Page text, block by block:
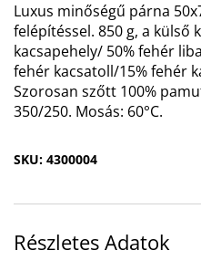
Luxus minőségű párna
felépítéssel. 850 g, a külső
kacsapehely/ 50% fehér
fehér kacsatoll/15% fehér
Szorosan szőtt 100%
350/250. Mosás: 60°C.
SKU: 4300004
Részletes Adatok